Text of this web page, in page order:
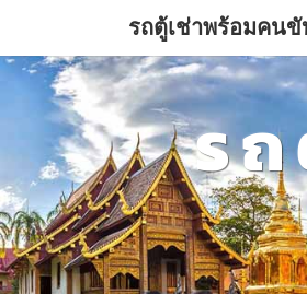
รถตู้เช่าพร้อมคนขั
ร